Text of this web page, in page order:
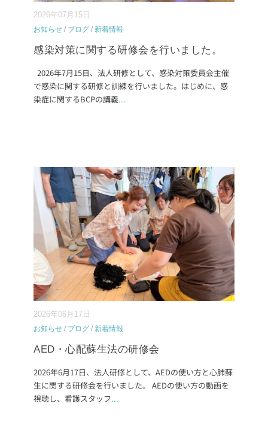
2026年07月15日
お知らせ / ブログ / 新着情報
感染対策に関する研修会を行いました。
2026年7月15日、法人研修として、感染対策委員会主催
で感染に関する研修と訓練を行いました。はじめに、感
染症に関するBCPの講義...
2026年06月17日
お知らせ / ブログ / 新着情報
AED・心配蘇生法の研修会
2026年6月17日、法人研修として、AEDの使い方と心肺蘇
生に関する研修会を行いました。 AEDの使い方の動画を
視聴し、看護スタッフ...